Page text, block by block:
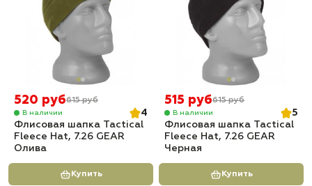
520 руб615 руб
В наличии
4
Флисовая шапка Tactical
Fleece Hat, 7.26 GEAR
Олива
Купить
515 руб615 руб
В наличии
5
Флисовая шапка Tactical
Fleece Hat, 7.26 GEAR
Черная
Купить